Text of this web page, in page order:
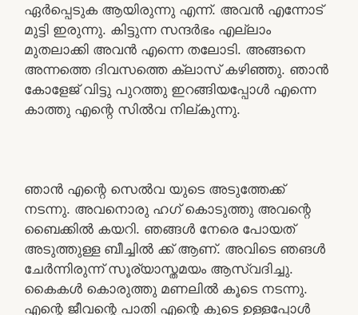
ഏർപ്പെടുക ആയിരുന്നു എന്ന്. അവൻ എന്നോട്
മുട്ടി ഇരുന്നു. കിട്ടുന്ന സന്ദർഭം എല്ലാം
മുതലാക്കി അവൻ എന്നെ തലോടി. അങ്ങനെ
അന്നത്തെ ദിവസത്തെ ക്ലാസ് കഴിഞ്ഞു. ഞാൻ
കോളേജ് വിട്ടു പുറത്തു ഇറങ്ങിയപ്പോൾ എന്നെ
കാത്തു എന്റെ സിൽവ നില്കുന്നു.
ഞാൻ എന്റെ സെൽവ യുടെ അടുത്തേക്ക്
നടന്നു. അവനൊരു ഹഗ് കൊടുത്തു അവന്റെ
ബൈക്കിൽ കയറി. ഞങ്ങൾ നേരെ പോയത്
അടുത്തുള്ള ബീച്ചിൽ ക്ക് ആണ്. അവിടെ ഞങൾ
ചേർന്നിരുന്ന് സൂര്യാസ്തമയം ആസ്വദിച്ചു.
കൈകൾ കൊരുത്തു മണലിൽ കൂടെ നടന്നു.
എന്റെ ജീവന്റെ പാതി എന്റെ കൂടെ ഉള്ളപ്പോൾ